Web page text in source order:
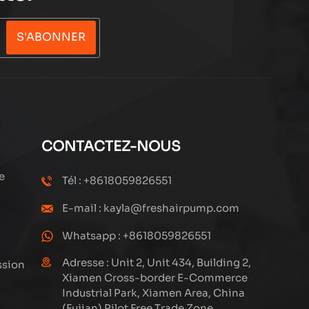
S'ABONNER
CONTACTEZ-NOUS
Tél : +8618059826551
E-mail : kayla@freshairpump.com
Whatsapp : +8618059826551
Adresse : Unit 2, Unit 434, Building 2,
Xiamen Cross-border E-Commerce
Industrial Park, Xiamen Area, China